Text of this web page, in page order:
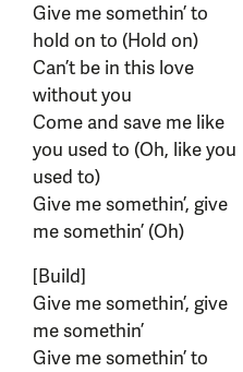
Give me somethin’ to
hold on to (Hold on)
Can’t be in this love
without you
Come and save me like
you used to (Oh, like you
used to)
Give me somethin’, give
me somethin’ (Oh)
[Build]
Give me somethin’, give
me somethin’
Give me somethin’ to